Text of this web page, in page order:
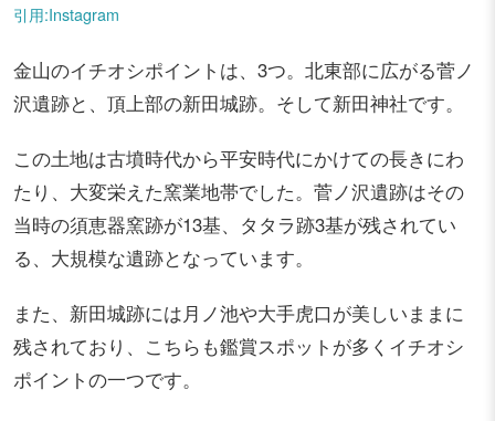
引用:Instagram
金山のイチオシポイントは、3つ。北東部に広がる菅ノ
沢遺跡と、頂上部の新田城跡。そして新田神社です。
この土地は古墳時代から平安時代にかけての長きにわ
たり、大変栄えた窯業地帯でした。菅ノ沢遺跡はその
当時の須恵器窯跡が13基、タタラ跡3基が残されてい
る、大規模な遺跡となっています。
また、新田城跡には月ノ池や大手虎口が美しいままに
残されており、こちらも鑑賞スポットが多くイチオシ
ポイントの一つです。